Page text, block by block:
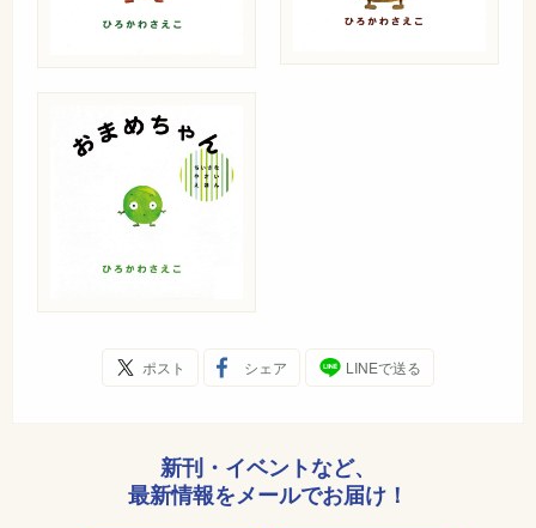
ポスト シェア LINEで送る
新刊・イベントなど、
最新情報をメールでお届け！